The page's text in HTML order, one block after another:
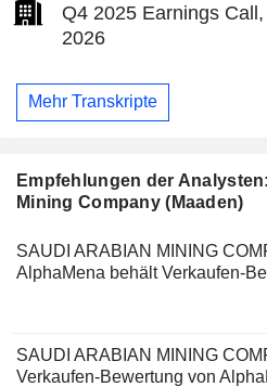
Q4 2025 Earnings
2026
Mehr Transkripte
Empfehlungen der
Mining Company (Maaden)
SAUDI ARABIAN MINING
AlphaMena behält Verkaufen-
SAUDI ARABIAN MINING
Verkaufen-Bewertung von